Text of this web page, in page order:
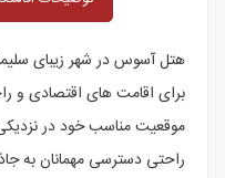
هتل آسوس در شهر زیبای
برای اقامت های اقتصادی و
موقعیت مناسب خود در
راحتی دسترسی مهمانان به